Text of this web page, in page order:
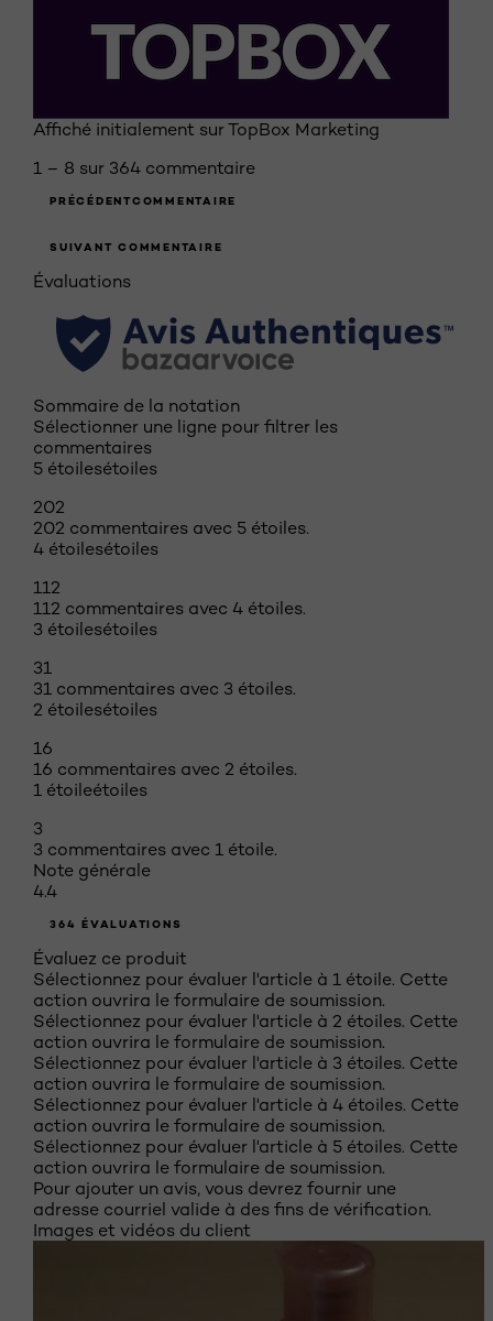
Affiché initialement sur TopBox Marketing
1 – 8 sur 364 commentaire
PRÉCÉDENTCOMMENTAIRE
SUIVANT COMMENTAIRE
Évaluations
Sommaire de la notation
Sélectionner une ligne pour filtrer les
commentaires
5 étoilesétoiles
202
202 commentaires avec 5 étoiles.
4 étoilesétoiles
112
112 commentaires avec 4 étoiles.
3 étoilesétoiles
31
31 commentaires avec 3 étoiles.
2 étoilesétoiles
16
16 commentaires avec 2 étoiles.
1 étoileétoiles
3
3 commentaires avec 1 étoile.
Note générale
4.4
364 ÉVALUATIONS
Évaluez ce produit
Sélectionnez pour évaluer l'article à 1 étoile. Cette
action ouvrira le formulaire de soumission.
Sélectionnez pour évaluer l'article à 2 étoiles. Cette
action ouvrira le formulaire de soumission.
Sélectionnez pour évaluer l'article à 3 étoiles. Cette
action ouvrira le formulaire de soumission.
Sélectionnez pour évaluer l'article à 4 étoiles. Cette
action ouvrira le formulaire de soumission.
Sélectionnez pour évaluer l'article à 5 étoiles. Cette
action ouvrira le formulaire de soumission.
Pour ajouter un avis, vous devrez fournir une
adresse courriel valide à des fins de vérification.
Images et vidéos du client